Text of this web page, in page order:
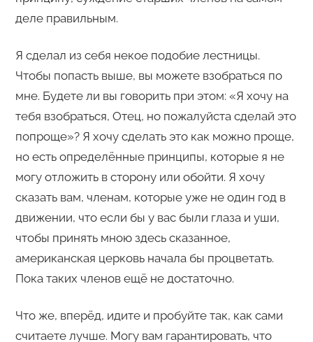
деле правильным.
Я сделал из себя некое подобие лестницы.
Чтобы попасть выше, вы можете взобраться по
мне. Будете ли вы говорить при этом: «Я хочу на
тебя взобраться, Отец, но пожалуйста сделай это
попроще»? Я хочу сделать это как можно проще,
но есть определённые принципы, которые я не
могу отложить в сторону или обойти. Я хочу
сказать вам, членам, которые уже не один год в
движении, что если бы у вас были глаза и уши,
чтобы принять мною здесь сказанное,
американская церковь начала бы процветать.
Пока таких членов ещё не достаточно.
Что же, вперёд, идите и пробуйте так, как сами
считаете лучше. Могу вам гарантировать, что